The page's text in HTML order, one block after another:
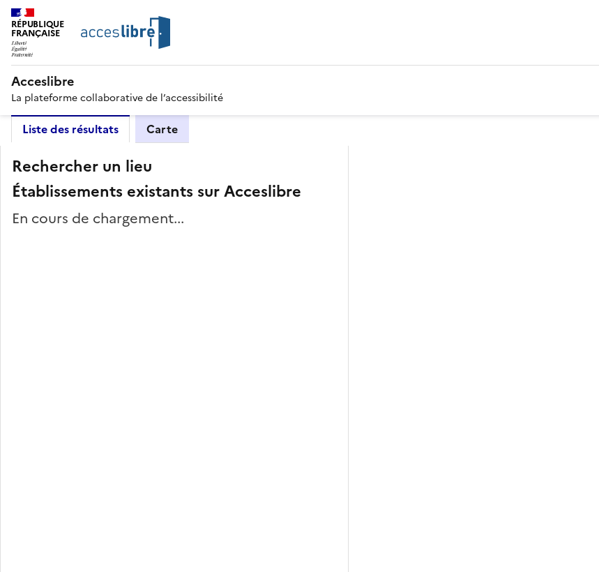
RÉPUBLIQUE
FRANÇAISE
Acceslibre
La plateforme collaborative de l’accessibilité
Liste des résultats Carte
Rechercher un lieu
Établissements existants sur Acceslibre
En cours de chargement...